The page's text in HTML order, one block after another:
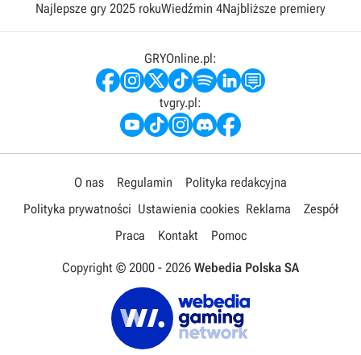
Najlepsze gry 2025 rokuWiedźmin 4Najbliższe premiery
GRYOnline.pl:
tvgry.pl:
O nas Regulamin
Polityka redakcyjna
Polityka prywatności Ustawienia cookies Reklama
Zespół
Praca
Kontakt Pomoc
Copyright © 2000 - 2026 Webedia Polska SA